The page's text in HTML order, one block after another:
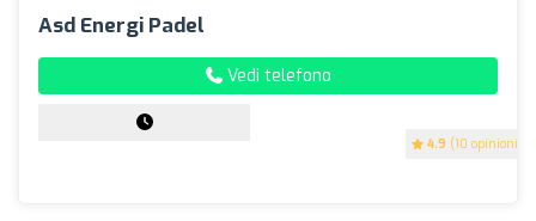
Asd Energi Padel
4.9 (10 opinioni)
Vedi telefono